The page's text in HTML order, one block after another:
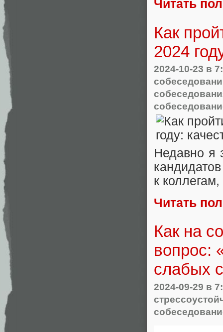
Читать
Как
2024
2024-10-23 в
Недавно я
к
Читать
Как на
вопрос:
слабых
2024-09-29 в